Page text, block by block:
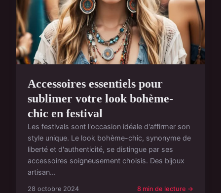
Accessoires essentiels pour
sublimer votre look bohème-
chic en festival
Les festivals sont l'occasion idéale d'affirmer son
style unique. Le look bohème-chic, synonyme de
liberté et d'authenticité, se distingue par ses
accessoires soigneusement choisis. Des bijoux
artisan...
28 octobre 2024 8 min de lecture →